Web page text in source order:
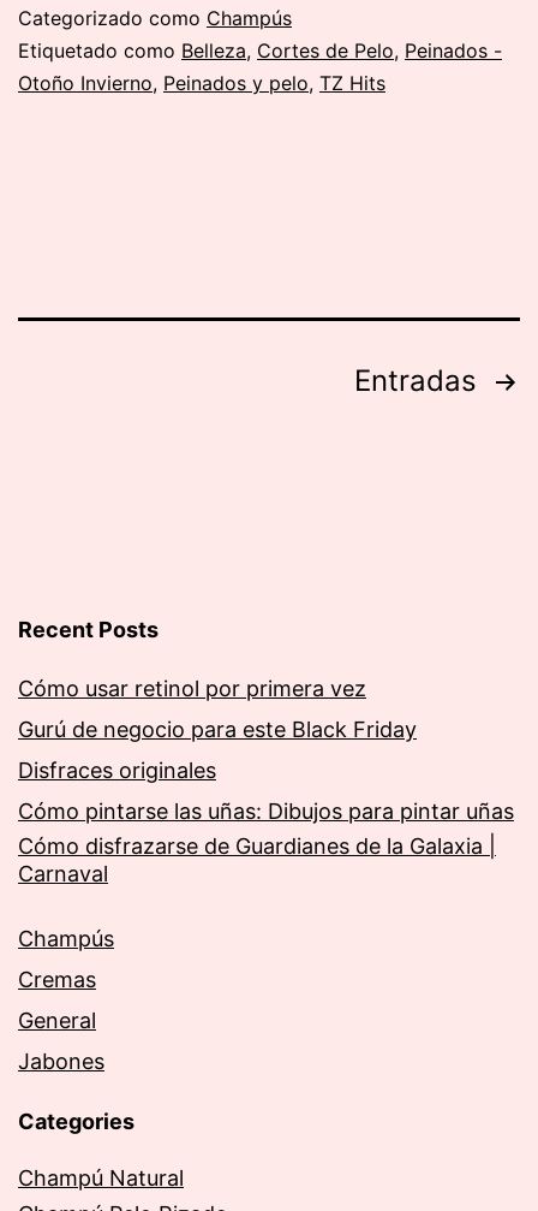
pelo
Categorizado como Champús
Etiquetado como Belleza, Cortes de Pelo, Peinados -
Otoño Invierno, Peinados y pelo, TZ Hits
Entradas
Recent Posts
Cómo usar retinol por primera vez
Gurú de negocio para este Black Friday
Disfraces originales
Cómo pintarse las uñas: Dibujos para pintar uñas
Cómo disfrazarse de Guardianes de la Galaxia |
Carnaval
Champús
Cremas
General
Jabones
Categories
Champú Natural